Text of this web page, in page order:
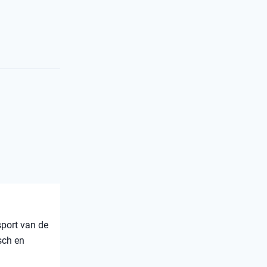
van de
en